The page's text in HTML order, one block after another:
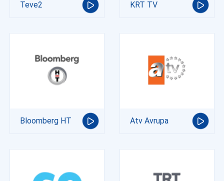
Teve2 KRT TV
Bloomberg HT Atv Avrupa